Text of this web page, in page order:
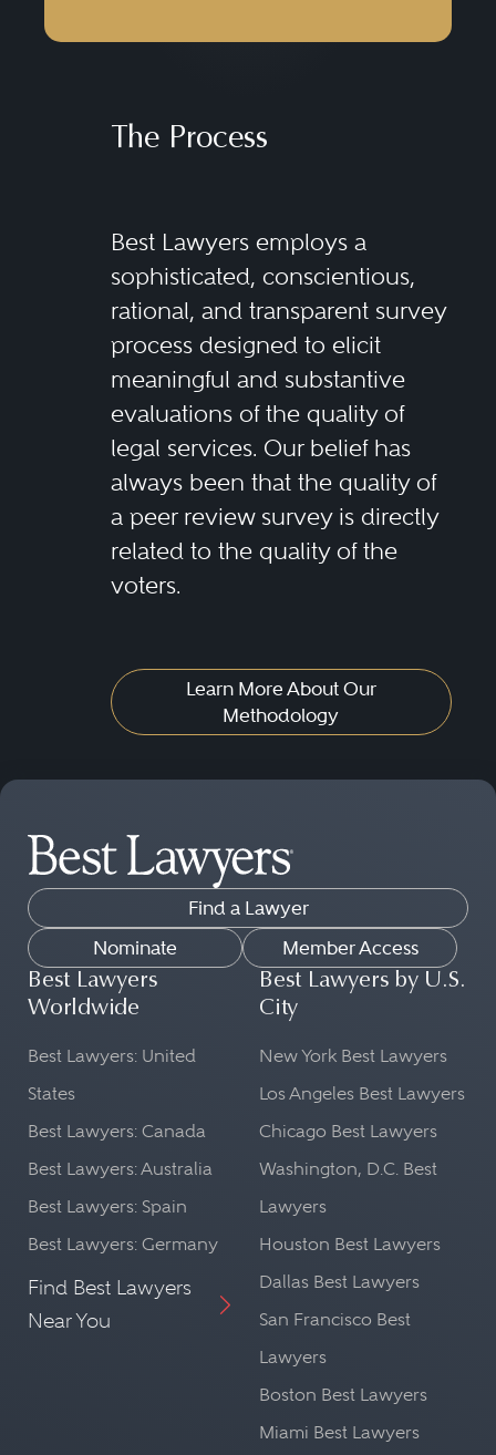
The Process
Best Lawyers employs a
sophisticated, conscientious,
rational, and transparent survey
process designed to elicit
meaningful and substantive
evaluations of the quality of
legal services. Our belief has
always been that the quality of
a peer review survey is directly
related to the quality of the
voters.
Learn More About Our
Methodology
Find a Lawyer
Nominate
Member Access
Best Lawyers
Worldwide
Best Lawyers: United
States
Best Lawyers: Canada
Best Lawyers: Australia
Best Lawyers: Spain
Best Lawyers: Germany
Find Best Lawyers
Near You
Best Lawyers by U.S.
City
New York Best Lawyers
Los Angeles Best Lawyers
Chicago Best Lawyers
Washington, D.C. Best
Lawyers
Houston Best Lawyers
Dallas Best Lawyers
San Francisco Best
Lawyers
Boston Best Lawyers
Miami Best Lawyers